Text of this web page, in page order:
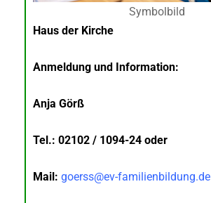
Symbolbild
Haus der Kirche
Anmeldung und Information:
Anja Görß
Tel.: 02102 / 1094-24 oder
Mail: goerss@ev-familienbildung.de